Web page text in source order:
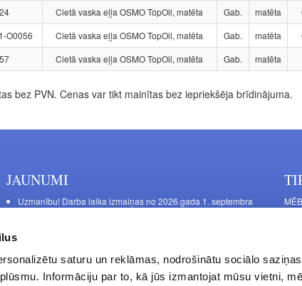
saturu un reklāmas, nodrošinātu sociālo
Informāciju par to, kā jūs izmantojat mūsu vietni,
Cietā vaska eļļa OSMO TopOil, matēta Gab. matēta
O0056 Cietā vaska eļļa OSMO TopOil, matēta Gab. matēta
Cietā vaska eļļa OSMO TopOil, matēta Gab. matēta
bez PVN. Cenas var tikt mainītas bez iepriekšēja brīdinājuma.
JAUNUMI
Uzmanību! Darba laika izmaiņas no 2026.gada 1. septembra